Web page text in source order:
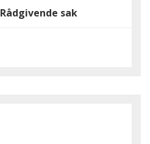
Rådgivende sak